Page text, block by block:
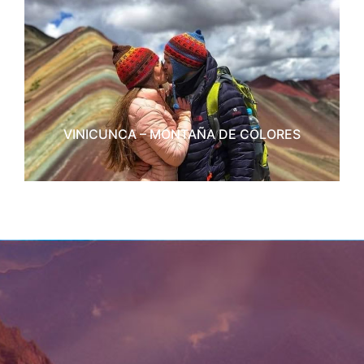
VINICUNCA – MONTAÑA DE COLORES